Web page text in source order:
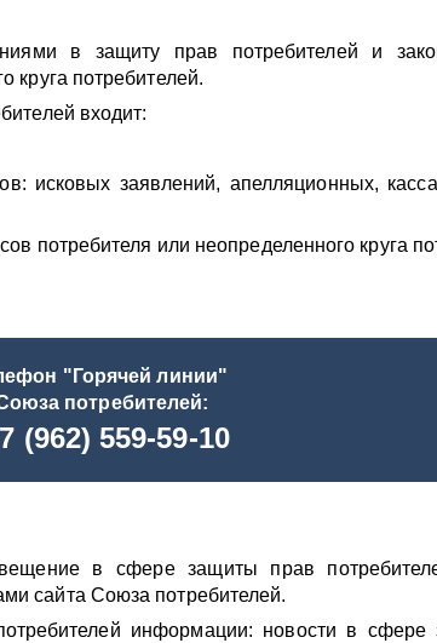
в защиту прав потребителей и
круга потребителей.
входит:
исковых заявлений, апелляционных,
потребителя или неопределенного круга
"Горячей линии"
потребителей:
(962) 559-59-10
в сфере защиты прав
сайта Союза потребителей.
информации: новости в сфере